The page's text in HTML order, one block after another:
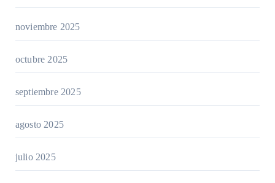
noviembre 2025
octubre 2025
septiembre 2025
agosto 2025
julio 2025